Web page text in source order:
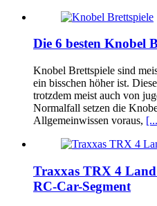
Die 6 besten Knobel
Knobel Brettspiele sind
ein bisschen höher ist.
trotzdem meist auch von
Normalfall setzen die
Allgemeinwissen voraus,
Traxxas TRX 4
RC-Car-Segment